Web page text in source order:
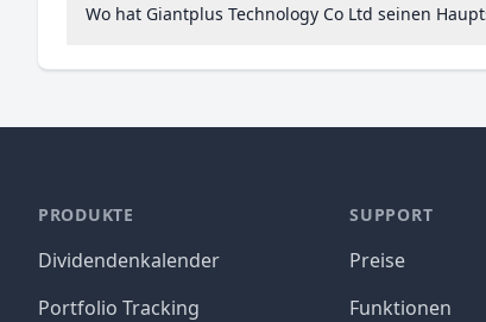
Wo hat Giantplus Technology Co Ltd seinen
PRODUKTE
Dividendenkalender
Portfolio Tracking
SUPPORT
Preise
Funktionen